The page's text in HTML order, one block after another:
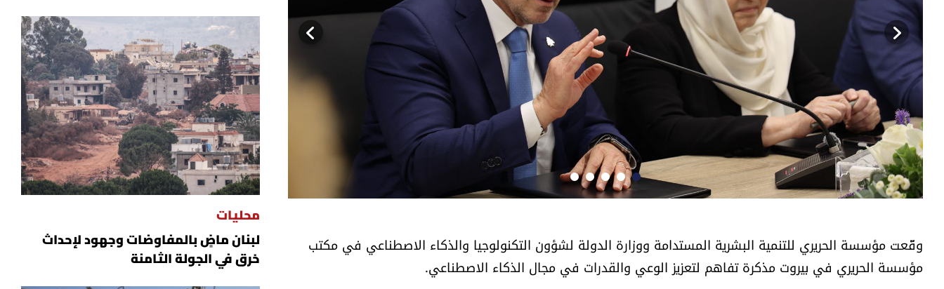
وقّعت مؤسسة الحريري للتنمية البشرية المستدامة ووزارة الدولة لشؤون التكنولوجيا والذكاء الاصطناعي في مكتب
مؤسسة الحريري في بيروت مذكرة تفاهم لتعزيز الوعي والقدرات في مجال الذكاء الاصطناعي.
محليات
لبنان ماضٍ بالمفاوضات وجهود لإحداث
خرق في الجولة الثامنة